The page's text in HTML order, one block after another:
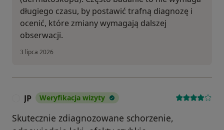
długiego czasu, by postawić trafną diagnozę i
ocenić, które zmiany wymagają dalszej
obserwacji.
3 lipca 2026
JP Weryfikacja wizyty
Skutecznie zdiagnozowane schorzenie,